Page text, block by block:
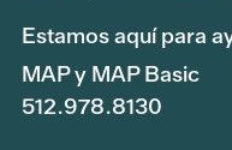
Estamos aquí para
MAP y MAP Basic
512.978.8130